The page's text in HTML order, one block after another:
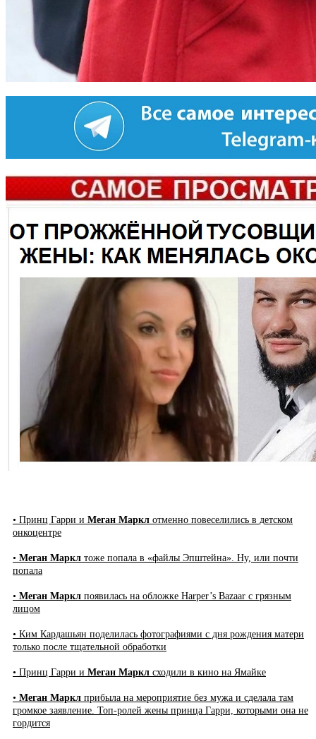
• Принц Гарри и Меган Маркл отменно повеселились в детском
онкоцентре
• Меган Маркл тоже попала в «файлы Эпштейна». Ну, или почти
попала
• Меган Маркл появилась на обложке Harper’s Bazaar с грязным
лицом
• Ким Кардашьян поделилась фотографиями с дня рождения матери
только после тщательной обработки
• Принц Гарри и Меган Маркл сходили в кино на Ямайке
• Меган Маркл прибыла на мероприятие без мужа и сделала там
громкое заявление. Топ-ролей жены принца Гарри, которыми она не
гордится